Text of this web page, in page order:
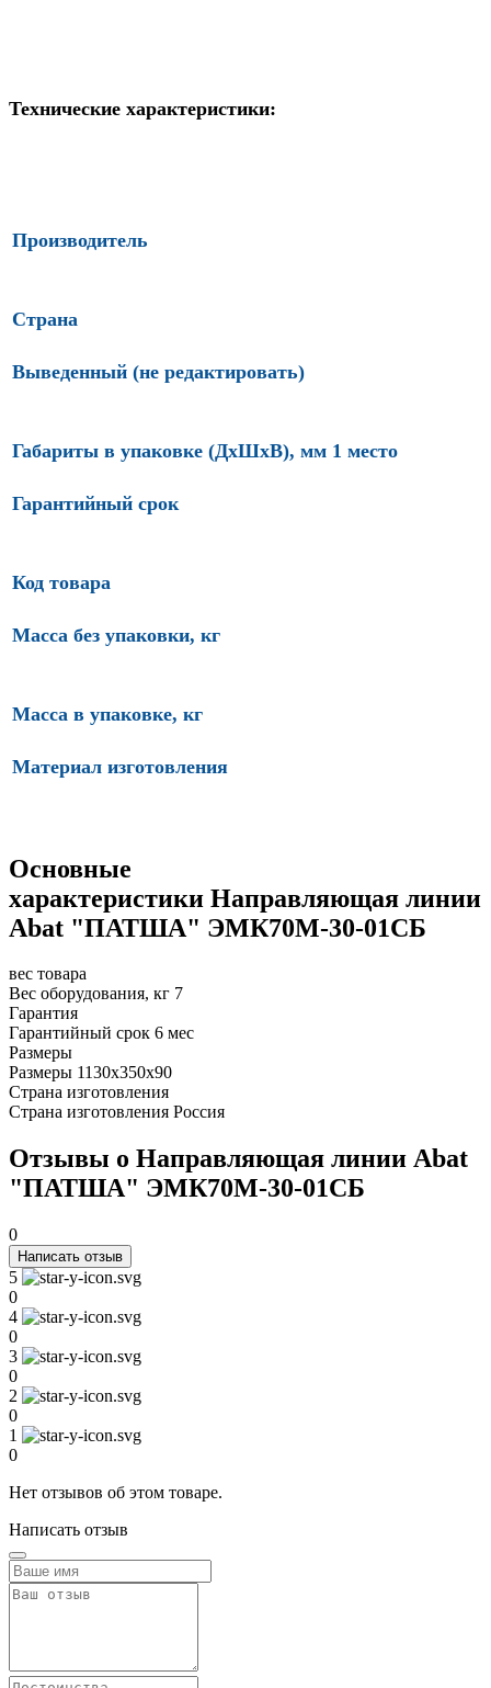
Технические характеристики:
Производитель
Страна
Выведенный (не редактировать)
Габариты в упаковке (ДхШхВ), мм 1 место
Гарантийный срок
Код товара
Масса без упаковки, кг
Масса в упаковке, кг
Материал изготовления
Основные
характеристики Направляющая линии
Abat "ПАТША" ЭМК70М-30-01СБ
вес товара
Вес оборудования, кг 7
Гарантия
Гарантийный срок 6 мес
Размеры
Размеры 1130х350х90
Страна изготовления
Страна изготовления Россия
Отзывы о Направляющая линии Abat
"ПАТША" ЭМК70М-30-01СБ
0
Написать отзыв
5
0
4
0
3
0
2
0
1
0
Нет отзывов об этом товаре.
Написать отзыв